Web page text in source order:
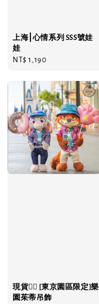
上海⎮心情系列 SSS號娃
娃
Regular
NT$ 1,190
現貨❤️‍🔥 [東京園區限定]樂
園茱蒂吊飾